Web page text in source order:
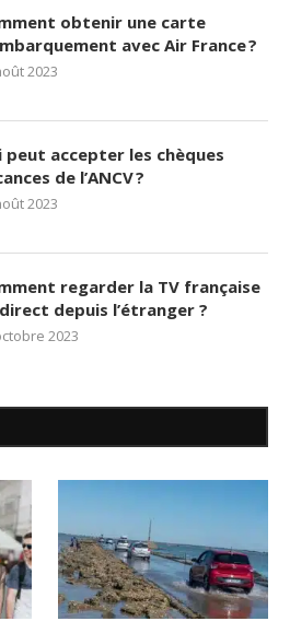
obtenir une carte
avec Air France ?
2023
peut accepter les chèques
de l’ANCV ?
2023
regarder la TV française
depuis l’étranger ?
2023